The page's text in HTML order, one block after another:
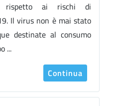
rispetto ai rischi di
Il virus non è mai stato
destinate al consumo
...
Continua